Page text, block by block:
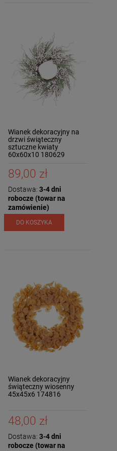
Wianek dekoracyjny na
drzwi świąteczny
sztuczne kwiaty
60x60x10 180629
89,00 zł
Dostawa: 3-4 dni
robocze (towar na
zamówienie)
DO KOSZYKA
Wianek dekoracyjny
świąteczny wiosenny
45x45x6 174816
48,00 zł
Dostawa: 3-4 dni
robocze (towar na